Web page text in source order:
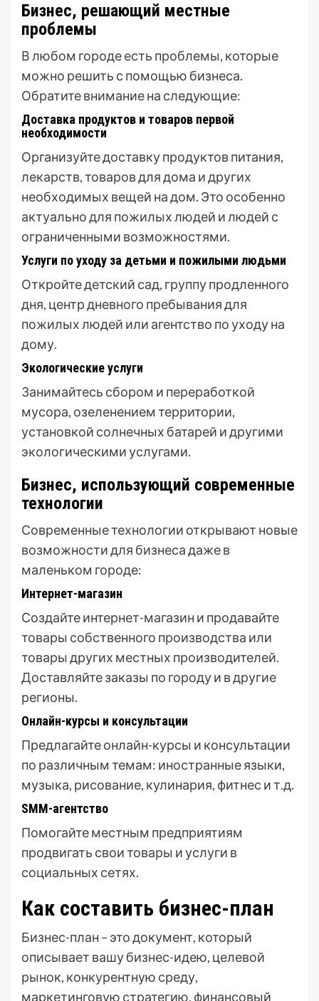
Бизнес, решающий местные
проблемы
В любом городе есть проблемы, которые
можно решить с помощью бизнеса.
Обратите внимание на следующие:
Доставка продуктов и товаров первой
необходимости
Организуйте доставку продуктов питания,
лекарств, товаров для дома и других
необходимых вещей на дом. Это особенно
актуально для пожилых людей и людей с
ограниченными возможностями.
Услуги по уходу за детьми и пожилыми людьми
Откройте детский сад, группу продленного
дня, центр дневного пребывания для
пожилых людей или агентство по уходу на
дому.
Экологические услуги
Занимайтесь сбором и переработкой
мусора, озеленением территории,
установкой солнечных батарей и другими
экологическими услугами.
Бизнес, использующий современные
технологии
Современные технологии открывают новые
возможности для бизнеса даже в
маленьком городе:
Интернет-магазин
Создайте интернет-магазин и продавайте
товары собственного производства или
товары других местных производителей.
Доставляйте заказы по городу и в другие
регионы.
Онлайн-курсы и консультации
Предлагайте онлайн-курсы и консультации
по различным темам: иностранные языки,
музыка, рисование, кулинария, фитнес и т.д.
SMM-агентство
Помогайте местным предприятиям
продвигать свои товары и услуги в
социальных сетях.
Как составить бизнес-план
Бизнес-план – это документ, который
описывает вашу бизнес-идею, целевой
рынок, конкурентную среду,
маркетинговую стратегию, финансовый